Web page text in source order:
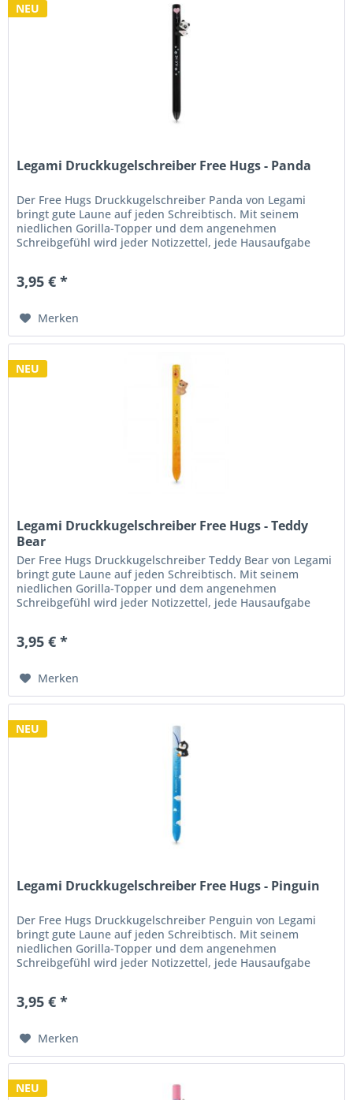
NEU
Legami Druckkugelschreiber Free Hugs - Panda
Der Free Hugs Druckkugelschreiber Panda von Legami
bringt gute Laune auf jeden Schreibtisch. Mit seinem
niedlichen Gorilla-Topper und dem angenehmen
Schreibgefühl wird jeder Notizzettel, jede Hausaufgabe
3,95 € *
Merken
NEU
Legami Druckkugelschreiber Free Hugs - Teddy
Bear
Der Free Hugs Druckkugelschreiber Teddy Bear von Legami
bringt gute Laune auf jeden Schreibtisch. Mit seinem
niedlichen Gorilla-Topper und dem angenehmen
Schreibgefühl wird jeder Notizzettel, jede Hausaufgabe
3,95 € *
Merken
NEU
Legami Druckkugelschreiber Free Hugs - Pinguin
Der Free Hugs Druckkugelschreiber Penguin von Legami
bringt gute Laune auf jeden Schreibtisch. Mit seinem
niedlichen Gorilla-Topper und dem angenehmen
Schreibgefühl wird jeder Notizzettel, jede Hausaufgabe
3,95 € *
Merken
NEU